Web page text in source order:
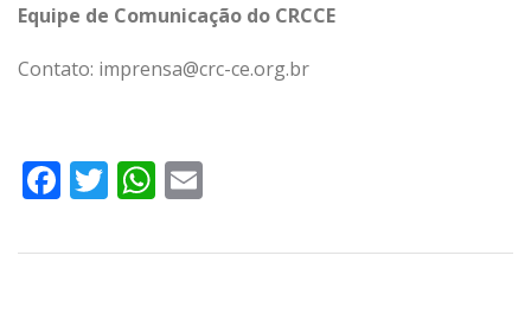
Equipe de Comunicação do CRCCE
Contato: imprensa@crc-ce.org.br
Facebook
TwitterWhatsApp